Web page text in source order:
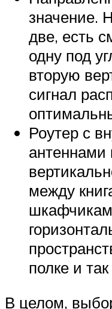
значение.
две, есть
одну под
вторую
сигнал
Роутер с
антеннами
между
полке и
В целом,